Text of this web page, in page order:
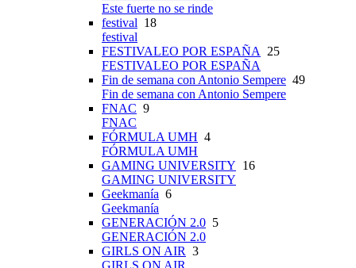
Este fuerte no se rinde
festival 18
festival
FESTIVALEO POR ESPAÑA
25
FESTIVALEO POR ESPAÑA
Fin de semana con Antonio Sempere 49
Fin de semana con Antonio Sempere
FNAC 9
FNAC
FÓRMULA UMH 4
FÓRMULA UMH
GAMING UNIVERSITY 16
GAMING UNIVERSITY
Geekmanía 6
Geekmanía
GENERACIÓN 2.0 5
GENERACIÓN 2.0
GIRLS ON AIR 3